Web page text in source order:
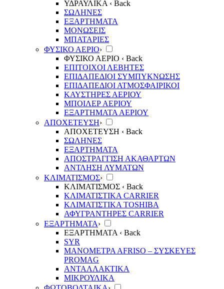
ΥΔΡΑΥΛΙΚΑ ‹ Back
ΣΩΛΗΝΕΣ
ΕΞΑΡΤΗΜΑΤΑ
ΜΟΝΩΣΕΙΣ
ΜΠΑΤΑΡΙΕΣ
ΦΥΣΙΚΟ ΑΕΡΙΟ›
ΦΥΣΙΚΟ ΑΕΡΙΟ ‹ Back
ΕΠΙΤΟΙΧΟΙ ΛΕΒΗΤΕΣ
ΕΠΙΔΑΠΕΔΙΟΙ ΣΥΜΠΥΚΝΩΣΗΣ
ΕΠΙΔΑΠΕΔΙΟΙ ΑΤΜΟΣΦΑΙΡΙΚΟΙ
ΚΑΥΣΤΗΡΕΣ ΑΕΡΙΟΥ
ΜΠΟΙΛΕΡ ΑΕΡΙΟΥ
ΕΞΑΡΤΗΜΑΤΑ ΑΕΡΙΟΥ
ΑΠΟΧΕΤΕΥΣΗ›
ΑΠΟΧΕΤΕΥΣΗ ‹ Back
ΣΩΛΗΝΕΣ
ΕΞΑΡΤΗΜΑΤΑ
ΑΠΟΣΤΡΑΓΓΙΣΗ ΑΚΑΘΑΡΤΩΝ
ΑΝΤΛΗΣΗ ΛΥΜΑΤΩΝ
ΚΛΙΜΑΤΙΣΜΟΣ›
ΚΛΙΜΑΤΙΣΜΟΣ ‹ Back
ΚΛΙΜΑΤΙΣΤΙΚΑ CARRIER
ΚΛΙΜΑΤΙΣΤΙΚΑ TOSHIBA
ΑΦΥΓΡΑΝΤΗΡΕΣ CARRIER
ΕΞΑΡΤΗΜΑΤΑ›
ΕΞΑΡΤΗΜΑΤΑ ‹ Back
SYR
ΜΑΝΟΜΕΤΡΑ ΑFRISO – ΣΥΣΚΕΥΕΣ
PROMAG
ΑΝΤΑΛΛΑΚΤΙΚΑ
ΜΙΚΡΟΥΛΙΚΑ